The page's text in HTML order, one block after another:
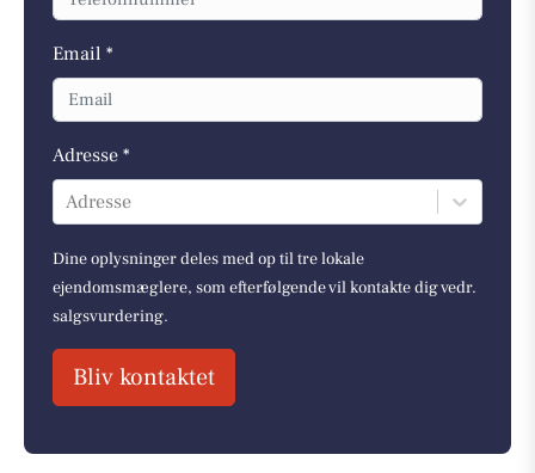
Email *
Adresse *
Adresse
Dine oplysninger deles med op til tre lokale
ejendomsmæglere, som efterfølgende vil kontakte dig vedr.
salgsvurdering.
Bliv kontaktet